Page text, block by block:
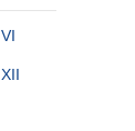
VI
XII